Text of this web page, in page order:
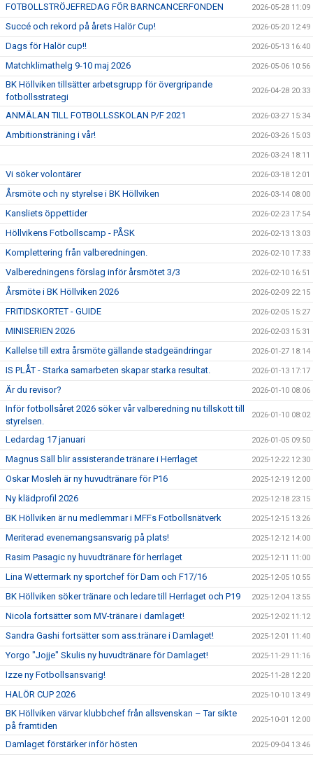
FOTBOLLSTRÖJEFREDAG FÖR BARNCANCERFONDEN 2026-05-28 11:09
Succé och rekord på årets Halör Cup! 2026-05-20 12:49
Dags för Halör cup!! 2026-05-13 16:40
Matchklimathelg 9-10 maj 2026 2026-05-06 10:56
BK Höllviken tillsätter arbetsgrupp för övergripande
fotbollsstrategi
2026-04-28 20:33
ANMÄLAN TILL FOTBOLLSSKOLAN P/F 2021 2026-03-27 15:34
Ambitionsträning i vår! 2026-03-26 15:03
2026-03-24 18:11
Vi söker volontärer 2026-03-18 12:01
Årsmöte och ny styrelse i BK Höllviken 2026-03-14 08:00
Kansliets öppettider 2026-02-23 17:54
Höllvikens Fotbollscamp - PÅSK 2026-02-13 13:03
Komplettering från valberedningen. 2026-02-10 17:33
Valberedningens förslag inför årsmötet 3/3 2026-02-10 16:51
Årsmöte i BK Höllviken 2026 2026-02-09 22:15
FRITIDSKORTET - GUIDE 2026-02-05 15:27
MINISERIEN 2026 2026-02-03 15:31
Kallelse till extra årsmöte gällande stadgeändringar 2026-01-27 18:14
IS PLÅT - Starka samarbeten skapar starka resultat. 2026-01-13 17:17
Är du revisor? 2026-01-10 08:06
Inför fotbollsåret 2026 söker vår valberedning nu tillskott till
styrelsen.
2026-01-10 08:02
Ledardag 17 januari 2026-01-05 09:50
Magnus Säll blir assisterande tränare i Herrlaget 2025-12-22 12:30
Oskar Mosleh är ny huvudtränare för P16 2025-12-19 12:00
Ny klädprofil 2026 2025-12-18 23:15
BK Höllviken är nu medlemmar i MFFs Fotbollsnätverk 2025-12-15 13:26
Meriterad evenemangsansvarig på plats! 2025-12-12 14:00
Rasim Pasagic ny huvudtränare för herrlaget 2025-12-11 11:00
Lina Wettermark ny sportchef för Dam och F17/16 2025-12-05 10:55
BK Höllviken söker tränare och ledare till Herrlaget och P19 2025-12-04 13:55
Nicola fortsätter som MV-tränare i damlaget! 2025-12-02 11:12
Sandra Gashi fortsätter som ass.tränare i Damlaget! 2025-12-01 11:40
Yorgo "Jojje" Skulis ny huvudtränare för Damlaget! 2025-11-29 11:16
Izze ny Fotbollsansvarig! 2025-11-28 12:20
HALÖR CUP 2026 2025-10-10 13:49
BK Höllviken värvar klubbchef från allsvenskan – Tar sikte
på framtiden
2025-10-01 12:00
Damlaget förstärker inför hösten 2025-09-04 13:46